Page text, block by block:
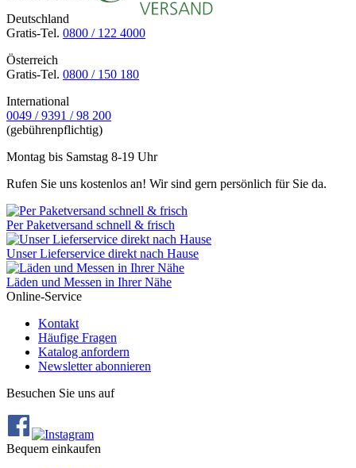
Deutschland
Gratis-Tel. 0800 / 122 4000
Österreich
Gratis-Tel. 0800 / 150 180
International
0049 / 9391 / 98 200
(gebührenpflichtig)
Montag bis Samstag 8-19 Uhr
Rufen Sie uns kostenlos an! Wir sind gern persönlich für Sie da.
Per Paketversand schnell & frisch
Unser Lieferservice direkt nach Hause
Läden und Messen in Ihrer Nähe
Online-Service
Kontakt
Häufige Fragen
Katalog anfordern
Newsletter abonnieren
Besuchen Sie uns auf
Bequem einkaufen